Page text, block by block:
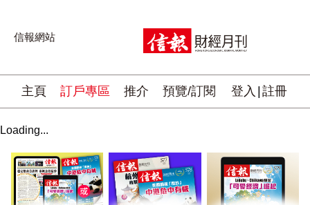
信報網站
主頁 訂戶專區 推介 預覽/訂閱 登入 註冊
Loading...